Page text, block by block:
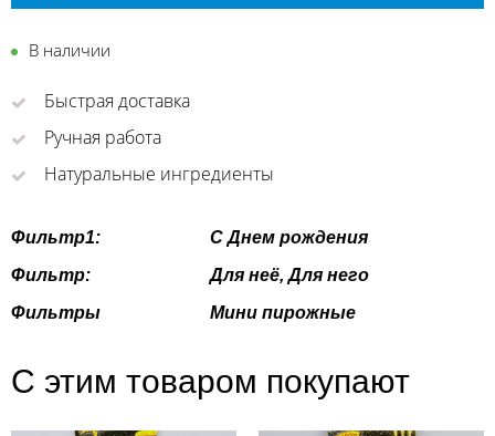
В наличии
Быстрая доставка
Ручная работа
Натуральные ингредиенты
Фильтр1:
С Днем рождения
Фильтр:
Для неё, Для него
Фильтры
Мини пирожные
С этим товаром покупают